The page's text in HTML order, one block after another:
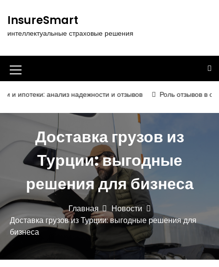
т
к
д
InsureSmart
интеллектуальные страховые решения
И
к
о
н
ю
анализ надежности и отзывов Роль отзывов в
Доставка грузов из
Турции: выгодные
решения для бизнеса
Главная
Новости
Доставка грузов из Турции: выгодные решения для
бизнеса